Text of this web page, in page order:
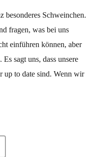
besonderes Schweinchen.
fragen, was bei uns
einführen können, aber
sagt uns, dass unsere
up to date sind. Wenn wir